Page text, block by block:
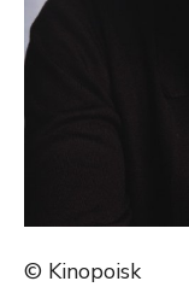
© Kinopoisk